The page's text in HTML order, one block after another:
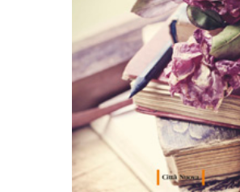
AGGIUNGI AL CARRELLO